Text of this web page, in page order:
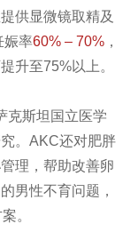
供显微镜取精及
娠率60% – 70%，
升至75%以上。
克斯坦国立医学
。AKC还对肥胖
理，帮助改善卵
男性不育问题，
。